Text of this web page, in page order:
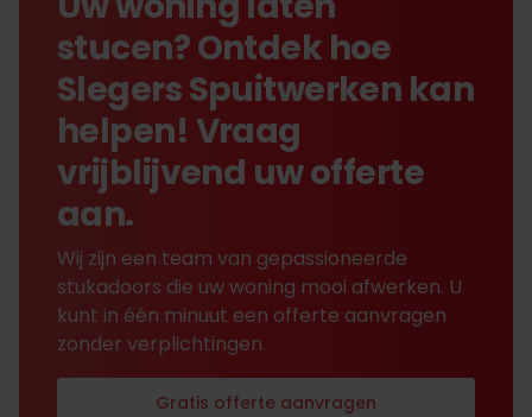
stucen? Ontdek hoe
Slegers Spuitwerken kan
helpen! Vraag
vrijblijvend uw offerte
aan.
Wij zijn een team van gepassioneerde
stukadoors die uw woning mooi afwerken. U
kunt in één minuut een offerte aanvragen
zonder verplichtingen.
Gratis offerte aanvragen